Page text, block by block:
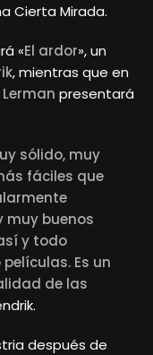
Cierta Mirada.
«El ardor», un
, mientras que en
presentará
sólido, muy
fáciles que
muy buenos
y todo
Es un
de las
después de